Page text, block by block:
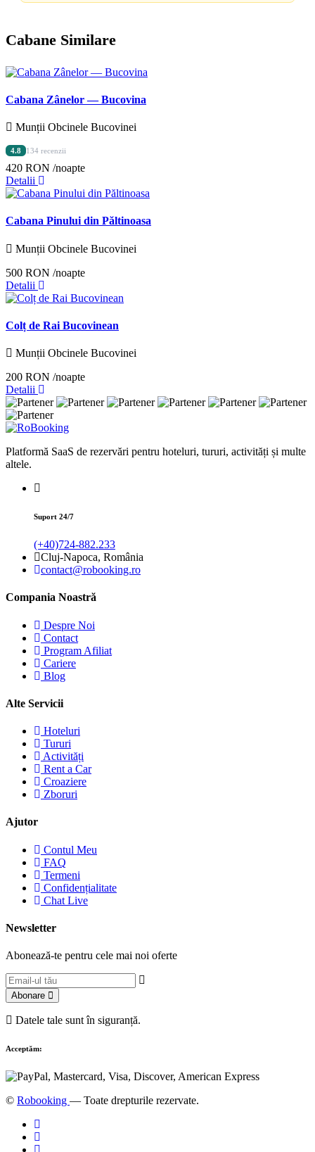
Cabane Similare
Cabana Zânelor — Bucovina
Munții Obcinele Bucovinei
4.8 134 recenzii
420 RON /noapte
Detalii
Cabana Pinului din Păltinoasa
Munții Obcinele Bucovinei
500 RON /noapte
Detalii
Colț de Rai Bucovinean
Munții Obcinele Bucovinei
200 RON /noapte
Detalii
Platformă SaaS de rezervări pentru hoteluri, tururi, activități și multe
altele.
Suport 24/7
(+40)724-882.233
Cluj-Napoca, România
contact@robooking.ro
Compania Noastră
Despre Noi
Contact
Program Afiliat
Cariere
Blog
Alte Servicii
Hoteluri
Tururi
Activități
Rent a Car
Croaziere
Zboruri
Ajutor
Contul Meu
FAQ
Termeni
Confidențialitate
Chat Live
Newsletter
Abonează-te pentru cele mai noi oferte
Abonare
Datele tale sunt în siguranță.
Acceptăm:
© Robooking — Toate drepturile rezervate.